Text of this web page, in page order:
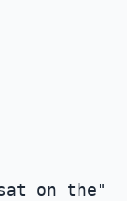
on the"